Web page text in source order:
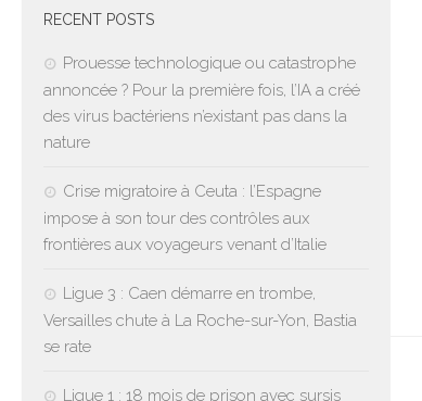
RECENT POSTS
Prouesse technologique ou catastrophe
annoncée ? Pour la première fois, l’IA a créé
des virus bactériens n’existant pas dans la
nature
Crise migratoire à Ceuta : l’Espagne
impose à son tour des contrôles aux
frontières aux voyageurs venant d’Italie
Ligue 3 : Caen démarre en trombe,
Versailles chute à La Roche-sur-Yon, Bastia
se rate
Ligue 1 : 18 mois de prison avec sursis